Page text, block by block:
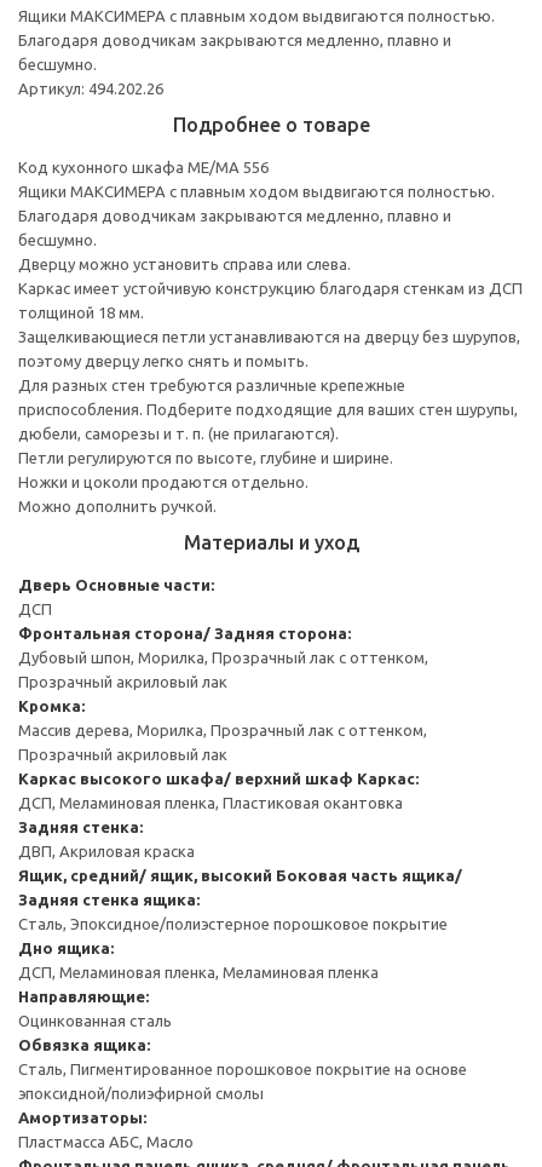
Ящики МАКСИМЕРА с плавным ходом выдвигаются полностью.
Благодаря доводчикам закрываются медленно, плавно и
бесшумно.
Артикул: 494.202.26
Подробнее о товаре
Код кухонного шкафа ME/MA 556
Ящики МАКСИМЕРА с плавным ходом выдвигаются полностью.
Благодаря доводчикам закрываются медленно, плавно и
бесшумно.
Дверцу можно установить справа или слева.
Каркас имеет устойчивую конструкцию благодаря стенкам из ДСП
толщиной 18 мм.
Защелкивающиеся петли устанавливаются на дверцу без шурупов,
поэтому дверцу легко снять и помыть.
Для разных стен требуются различные крепежные
приспособления. Подберите подходящие для ваших стен шурупы,
дюбели, саморезы и т. п. (не прилагаются).
Петли регулируются по высоте, глубине и ширине.
Ножки и цоколи продаются отдельно.
Можно дополнить ручкой.
Материалы и уход
Дверь Основные части:
ДСП
Фронтальная сторона/ Задняя сторона:
Дубовый шпон, Морилка, Прозрачный лак с оттенком,
Прозрачный акриловый лак
Кромка:
Массив дерева, Морилка, Прозрачный лак с оттенком,
Прозрачный акриловый лак
Каркас высокого шкафа/ верхний шкаф Каркас:
ДСП, Меламиновая пленка, Пластиковая окантовка
Задняя стенка:
ДВП, Акриловая краска
Ящик, средний/ ящик, высокий Боковая часть ящика/
Задняя стенка ящика:
Сталь, Эпоксидное/полиэстерное порошковое покрытие
Дно ящика:
ДСП, Меламиновая пленка, Меламиновая пленка
Направляющие:
Оцинкованная сталь
Обвязка ящика:
Сталь, Пигментированное порошковое покрытие на основе
эпоксидной/полиэфирной смолы
Амортизаторы:
Пластмасса АБС, Масло